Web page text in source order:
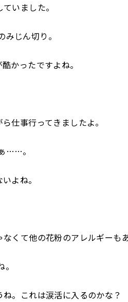
いました。
じん切り。
かったですよね。
仕事行ってきましたよ。
……。
よね。
くて他の花粉のアレルギーも
。これは涙活に入るのかな？